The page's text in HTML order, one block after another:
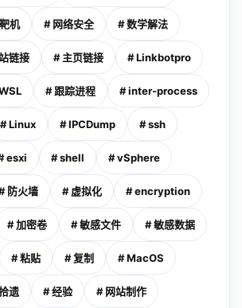
机 # 网络安全 # 数学解法
链接 # 主页链接 # Linkbotpro
# 跟踪进程 # inter-process
# Linux # IPCDump # ssh
esxi # shell # vSphere
防火墙 # 虚拟化 # encryption
# 加密卷 # 敏感文件 # 敏感数据
# 粘贴 # 复制 # MacOS
遗 # 经验 # 网站制作